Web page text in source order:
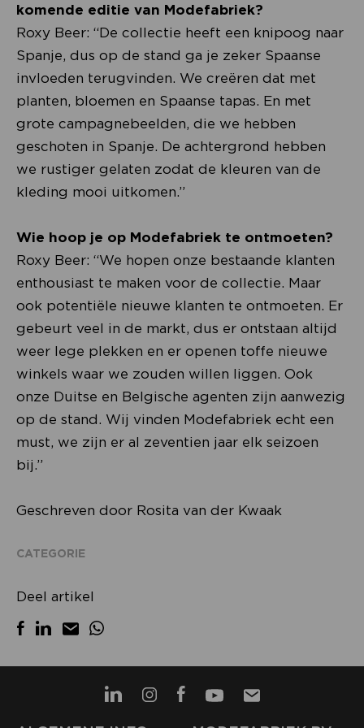
komende editie van Modefabriek?
Roxy Beer: “De collectie heeft een knipoog naar
Spanje, dus op de stand ga je zeker Spaanse
invloeden terugvinden. We creëren dat met
planten, bloemen en Spaanse tapas. En met
grote campagnebeelden, die we hebben
geschoten in Spanje. De achtergrond hebben
we rustiger gelaten zodat de kleuren van de
kleding mooi uitkomen.”
Wie hoop je op Modefabriek te ontmoeten?
Roxy Beer: “We hopen onze bestaande klanten
enthousiast te maken voor de collectie. Maar
ook potentiële nieuwe klanten te ontmoeten. Er
gebeurt veel in de markt, dus er ontstaan altijd
weer lege plekken en er openen toffe nieuwe
winkels waar we zouden willen liggen. Ook
onze Duitse en Belgische agenten zijn aanwezig
op de stand. Wij vinden Modefabriek echt een
must, we zijn er al zeventien jaar elk seizoen
bij.”
Geschreven door Rosita van der Kwaak
CATEGORIE
Deel artikel